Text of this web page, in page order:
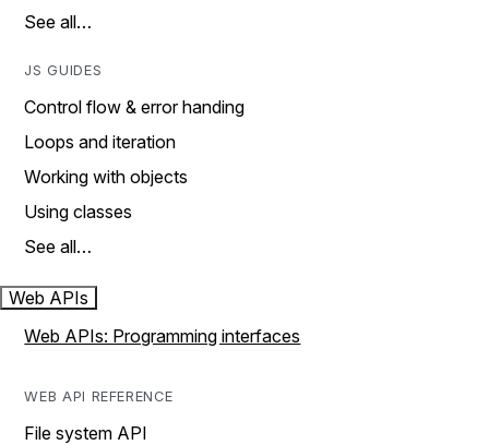
See all…
JS GUIDES
Control flow & error handing
Loops and iteration
Working with objects
Using classes
See all…
Web APIs
Web APIs: Programming interfaces
WEB API REFERENCE
File system API